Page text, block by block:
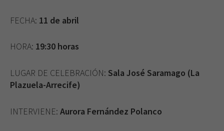
FECHA: 11 de abril
HORA: 19:30 horas
LUGAR DE CELEBRACIÓN: Sala José Saramago (La
Plazuela-Arrecife)
INTERVIENE: Aurora Fernández Polanco